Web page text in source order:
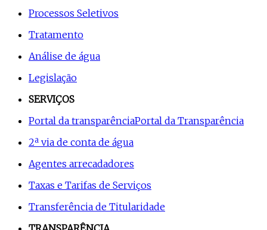
Processos Seletivos
Tratamento
Análise de água
Legislação
SERVIÇOS
Portal da transparênciaPortal da Transparência
2ª via de conta de água
Agentes arrecadadores
Taxas e Tarifas de Serviços
Transferência de Titularidade